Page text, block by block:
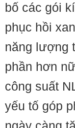
bố các gói
phục hồi
năng lượng
phần hơn
công suất
yếu tố góp